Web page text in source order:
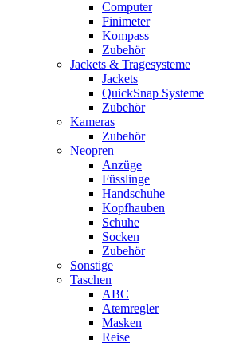
Computer
Finimeter
Kompass
Zubehör
Jackets & Tragesysteme
Jackets
QuickSnap Systeme
Zubehör
Kameras
Zubehör
Neopren
Anzüge
Füsslinge
Handschuhe
Kopfhauben
Schuhe
Socken
Zubehör
Sonstige
Taschen
ABC
Atemregler
Masken
Reise